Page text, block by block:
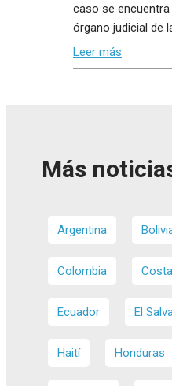
caso se
órgano judicial de
Leer más
Más
Argentina
Colombia
Ecuador El
Haití Honduras